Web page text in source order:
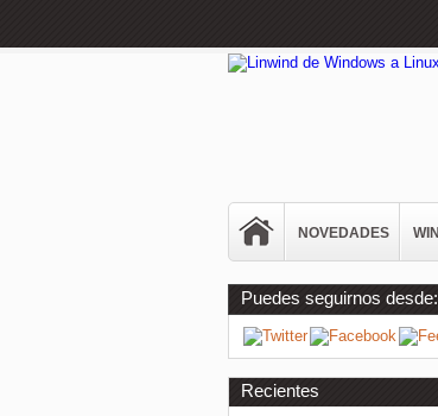
NOVEDADES
Puedes seguirnos desde:
Recientes